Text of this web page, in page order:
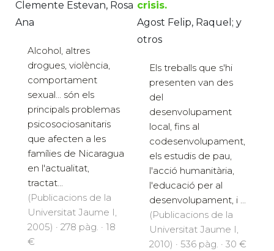
Clemente Estevan, Rosa
Ana
Alcohol, altres
drogues, violència,
comportament
sexual... són els
principals problemas
psicosociosanitaris
que afecten a les
famílies de Nicaragua
en l'actualitat,
tractat...
(Publicacions de la
Universitat Jaume I,
2005) · 278 pàg. · 18
€
crisis.
Agost Felip, Raquel; y
otros
Els treballs que s'hi
presenten van des
del
desenvolupament
local, fins al
codesenvolupament,
els estudis de pau,
l'acció humanitària,
l'educació per al
desenvolupament, i ...
(Publicacions de la
Universitat Jaume I,
2010) · 536 pàg. · 30 €